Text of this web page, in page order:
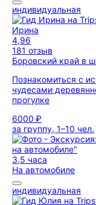
индивидуальная
Ирина
4,96
181 отзыв
Боровский край в
Познакомиться с
чудесами
прогулке
6000 ₽
за группу, 1–10 чел.
3,5 часа
На автомобиле
индивидуальная